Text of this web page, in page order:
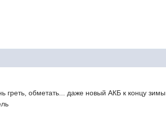
греть, обметать... даже новый АКБ к концу